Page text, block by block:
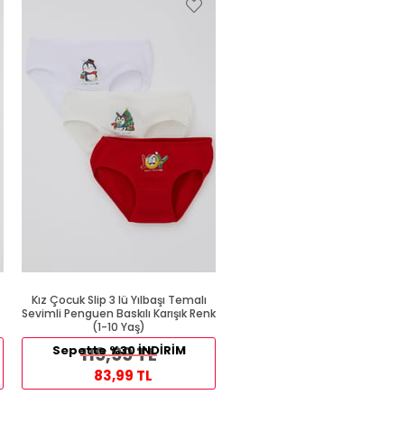
Kız Çocuk Slip 3 lü Yılbaşı Temalı
Sevimli Penguen Baskılı Karışık Renk
(1-10 Yaş)
119,99 TL
Sepette %30 İNDİRİM
83,99 TL